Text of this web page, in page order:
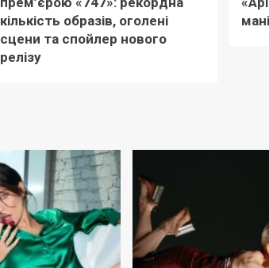
кількість образів, оголені
сцени та спойлер нового
релізу